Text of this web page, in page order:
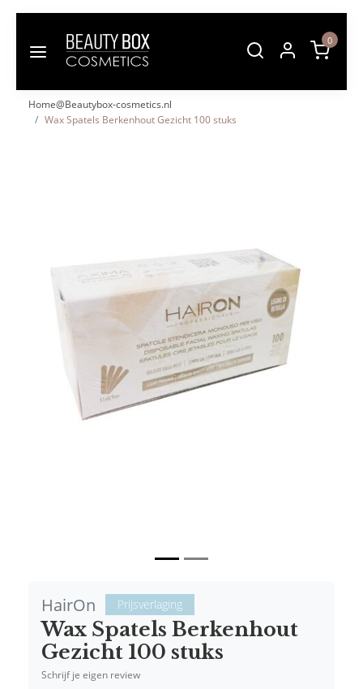
0
Home@Beautybox-cosmetics.nl
Wax Spatels Berkenhout Gezicht 100 stuks
HairOn Prijsverlaging
Wax Spatels Berkenhout
Gezicht 100 stuks
Schrijf je eigen review